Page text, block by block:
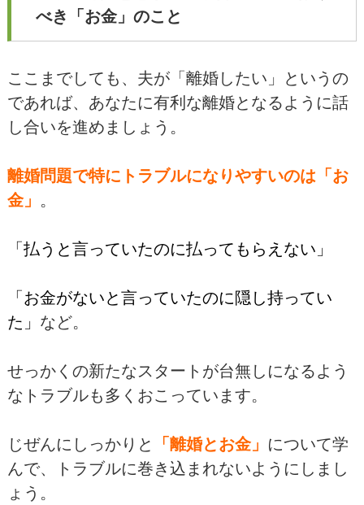
べき「お金」のこと
ここまでしても、夫が「離婚したい」というの
であれば、あなたに有利な離婚となるように話
し合いを進めましょう。
離婚問題で特にトラブルになりやすいのは「お
金」 。
「払うと言っていたのに払ってもらえない」
「お金がないと言っていたのに隠し持ってい
た」 など。
せっかくの新たなスタートが台無しになるよう
なトラブルも多くおこっています。
じぜんにしっかりと 「離婚とお金」 について学
んで、トラブルに巻き込まれないようにしまし
ょう。